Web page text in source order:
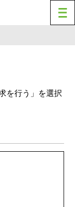
を行う」を選択